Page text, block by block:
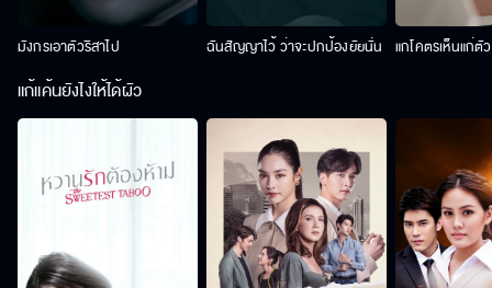
มังกรเอาตัวริสาไป ฉันสัญญาไว้ ว่าจะปกป้องยัยนั่น แกโคตรเห็นแก่ตั
แก้แค้นยังไงให้ได้ผัว